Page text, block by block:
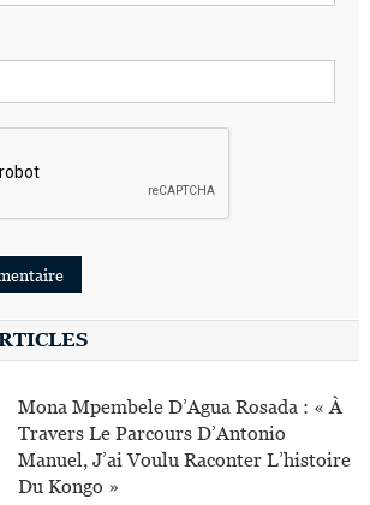
Mona Mpembele D’Agua Rosada : « À
Travers Le Parcours D’Antonio
Manuel, J’ai Voulu Raconter L’histoire
Du Kongo »